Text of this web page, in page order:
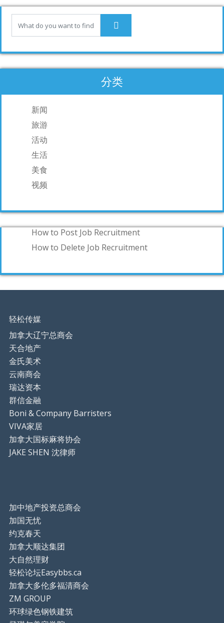
o
k
n
分类
新闻
旅游
活动
生活
美食
视频
How to Post Job Recruitment
How to Delete Job Recruitment
轻松传媒
加拿大辽宁总商会
天合地产
金氏美术
云南商会
瑞达资本
群信金融
Boni & Company Barristers
VIVA家居
加拿大国标麻将协会
JAKE SHEN 沈律师
加中地产投资总商会
加国无忧
约克春天
加拿大顺达集团
大自然理财
轻松论坛Easybbs.ca
加拿大多伦多福清商会
ZM GROUP
环球绿色钢铁建筑